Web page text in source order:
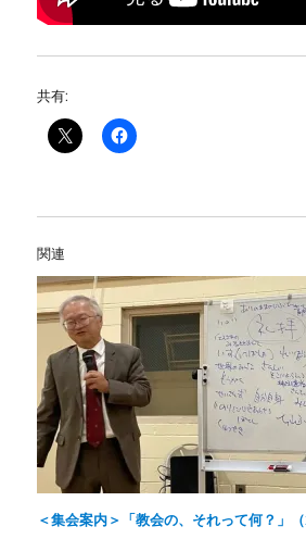
共有:
関連
＜集会案内＞「教会の、それって何？」（